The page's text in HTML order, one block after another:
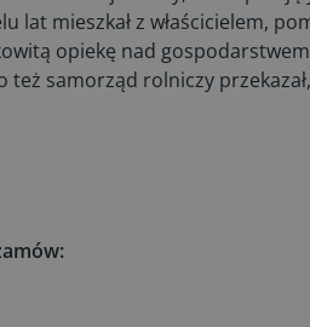
lat mieszkał z właścicielem,
opiekę nad
samorząd rolniczy